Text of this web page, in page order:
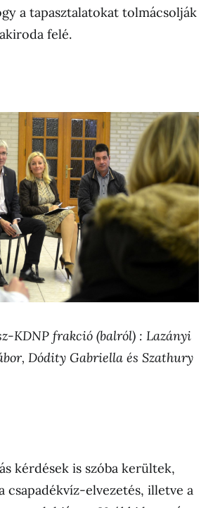
a tapasztalatokat tolmácsolják
felé.
KDNP frakció (balról) : Lazányi
Dódity Gabriella és Szathury
kérdések is szóba kerültek,
csapadékvíz-elvezetés, illetve a